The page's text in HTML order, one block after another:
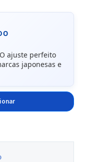
ajuste perfeito
japonesas e